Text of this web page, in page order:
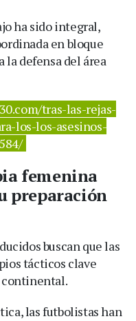
ha sido integral,
en bloque
la defensa del área
tras-las-rejas-
los-los-asesinos-
femenina
preparación
buscan que las
tácticos clave
las futbolistas han